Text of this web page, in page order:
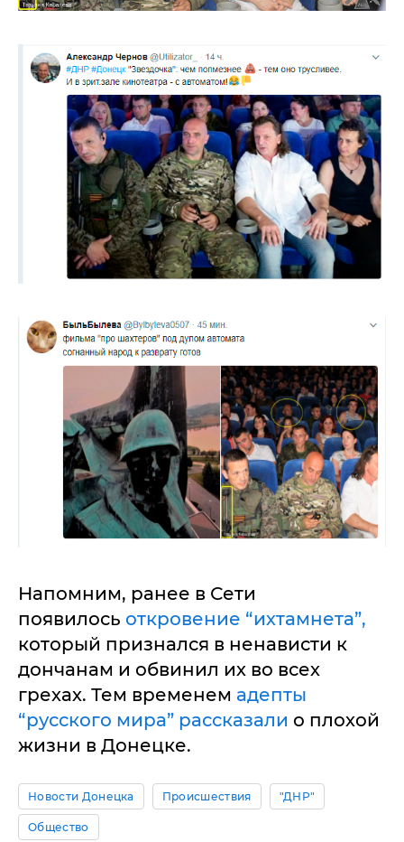
Напомним, ранее в Сети
появилось откровение “ихтамнета”,
который признался в ненависти к
дончанам и обвинил их во всех
грехах. Тем временем адепты
“русского мира” рассказали о плохой
жизни в Донецке.
Новости Донецка Происшествия "ДНР"
Общество